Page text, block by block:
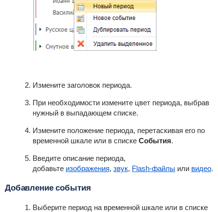
Измените заголовок периода.
При необходимости измените цвет периода, выбрав
нужный в выпадающем списке.
Измените положение периода, перетаскивая его по
временной шкале или в списке События.
Введите описание периода,
добавьте изображения, звук, Flash-файлы или видео.
Добавление события
Выберите период на временной шкале или в списке